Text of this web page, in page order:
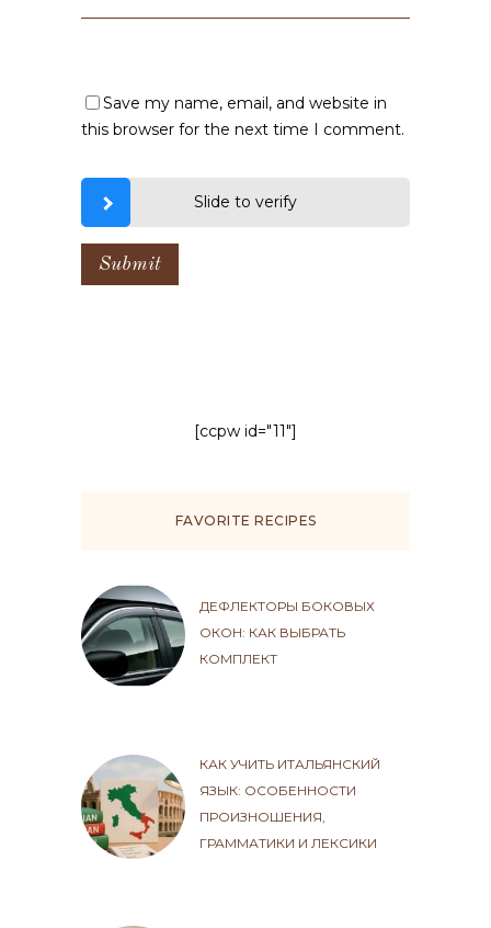
Save my name, email, and website in
this browser for the next time I comment.
Slide to verify
[ccpw id="11"]
FAVORITE RECIPES
ДЕФЛЕКТОРЫ БОКОВЫХ
ОКОН: КАК ВЫБРАТЬ
КОМПЛЕКТ
КАК УЧИТЬ ИТАЛЬЯНСКИЙ
ЯЗЫК: ОСОБЕННОСТИ
ПРОИЗНОШЕНИЯ,
ГРАММАТИКИ И ЛЕКСИКИ